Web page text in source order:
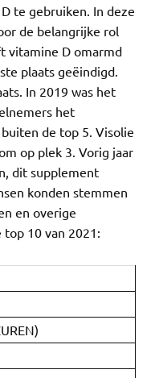
te gebruiken. In deze
de belangrijke rol
vitamine D omarmd
plaats geëindigd.
In 2019 was het
het
de top 5. Visolie
op plek 3. Vorig jaar
dit supplement
konden stemmen
en overige
10 van 2021: